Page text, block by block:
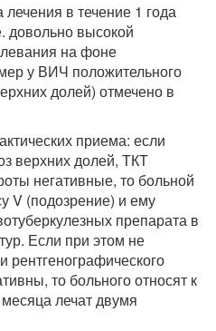
в течение 1 года
довольно высокой
на фоне
у ВИЧ положительного
долей) отмечено в
приема: если
верхних долей, ТКТ
негативные, то больной
V (подозрение) и ему
препарата в
Если при этом не
рентгенографического
то больного относят к
лечат двумя